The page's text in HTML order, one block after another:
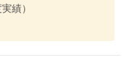
績）